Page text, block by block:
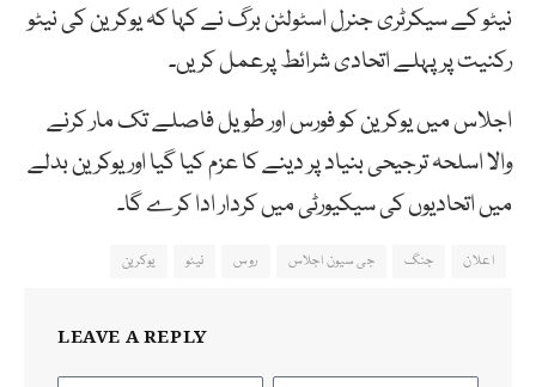
نیٹو کے سیکرٹری جنرل اسٹولٹن برگ نے کہا کہ یوکرین کی نیٹو
رکنیت پر پہلے اتحادی شرائط پرعمل کریں۔
اجلاس میں یوکرین کو فورس اور طویل فاصلے تک مار کرنے
والا اسلحہ ترجیحی بنیاد پر دینے کا عزم کیا گیا اور یوکرین بدلے
میں اتحادیوں کی سیکیورٹی میں کردار ادا کرے گا۔
اعلان جنگ جی سیون اجلاس روس نیٹو یوکرین
LEAVE A REPLY